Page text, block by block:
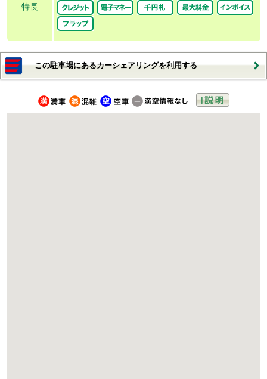
特長
この駐車場にあるカーシェアリングを利用する